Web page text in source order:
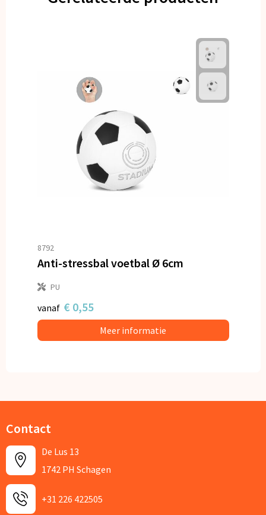
8792
Anti-stressbal voetbal Ø 6cm
PU
vanaf € 0,55
Meer informatie
Contact
De Lus 13
1742 PH Schagen
+31 226 422505